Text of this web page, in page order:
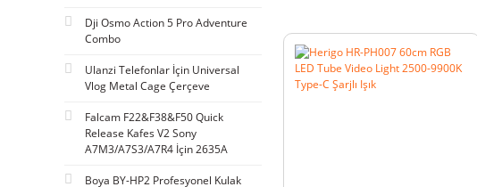
Dji Osmo Action 5 Pro Adventure
Combo
Ulanzi Telefonlar İçin Universal
Vlog Metal Cage Çerçeve
Falcam F22&F38&F50 Quick
Release Kafes V2 Sony
A7M3/A7S3/A7R4 İçin 2635A
Boya BY-HP2 Profesyonel Kulak